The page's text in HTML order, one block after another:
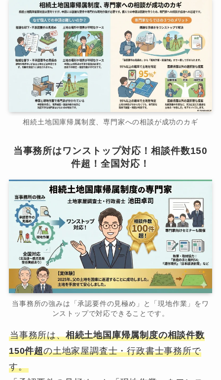
相続土地国庫帰属制度、専門家への相談が成功のカギ
当事務所はワンストップ対応！相談件数150
件超！全国対応！
当事務所の強みは「承認要件の見極め」と「現地作業」をワ
ンストップで対応できることです。
当事務所は、相続土地国庫帰属制度の相談件数
150件超の土地家屋調査士・行政書士事務所で
す。